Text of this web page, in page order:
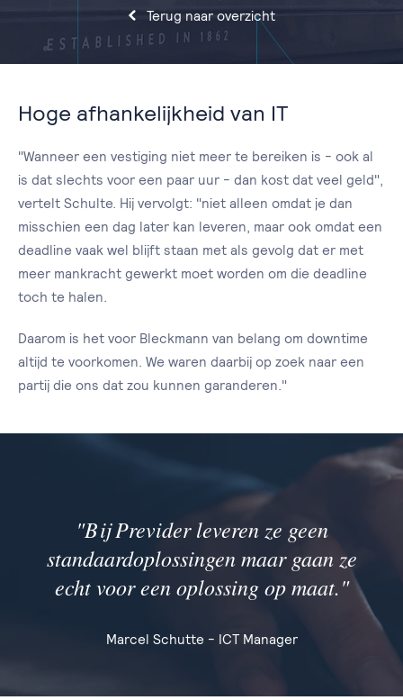
Terug naar overzicht
Hoge afhankelijkheid van IT
"Wanneer een vestiging niet meer te bereiken is - ook al
is dat slechts voor een paar uur - dan kost dat veel geld",
vertelt Schulte. Hij vervolgt: "niet alleen omdat je dan
misschien een dag later kan leveren, maar ook omdat een
deadline vaak wel blijft staan met als gevolg dat er met
meer mankracht gewerkt moet worden om die deadline
toch te halen.
Daarom is het voor Bleckmann van belang om downtime
altijd te voorkomen. We waren daarbij op zoek naar een
partij die ons dat zou kunnen garanderen."
"Bij Previder leveren ze geen
standaardoplossingen maar gaan ze
echt voor een oplossing op maat."
Marcel Schutte - ICT Manager